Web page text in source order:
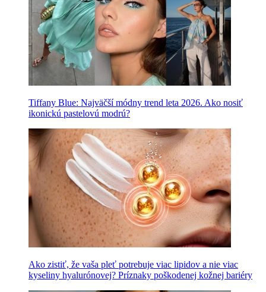
Tiffany Blue: Najväčší módny trend leta 2026. Ako nosiť
ikonickú pastelovú modrú?
Ako zistiť, že vaša pleť potrebuje viac lipidov a nie viac
kyseliny hyalurónovej? Príznaky poškodenej kožnej bariéry